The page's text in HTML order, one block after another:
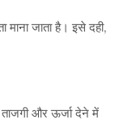
माना जाता है। इसे दही,
और ऊर्जा देने में